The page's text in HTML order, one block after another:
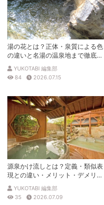
湯の花とは？正体・泉質による色
の違いと名湯の温泉地まで徹底解
説
YUKOTABI 編集部
84
2026.07.15
源泉かけ流しとは？定義・類似表
現との違い・メリット・デメリッ
トを解説
YUKOTABI 編集部
35
2026.07.09